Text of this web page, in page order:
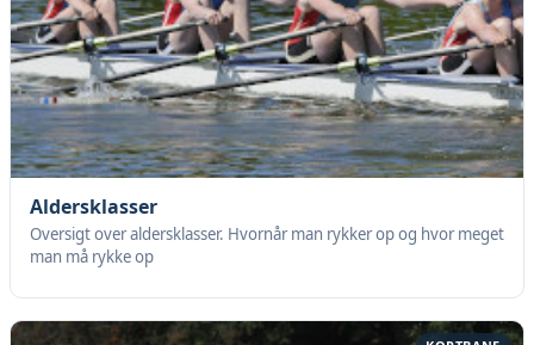
Aldersklasser
Oversigt over aldersklasser. Hvornår man rykker op og hvor meget
man må rykke op